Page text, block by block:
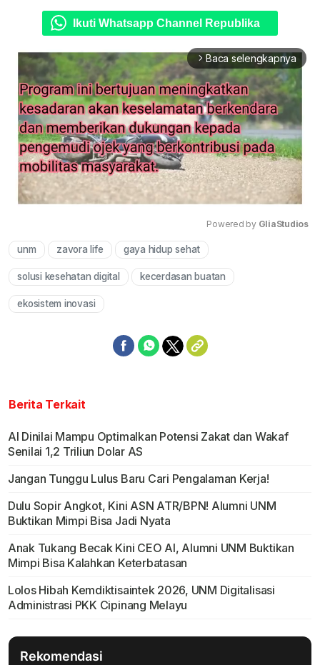
Ikuti Whatsapp Channel Republika
arrow_forward_ios Baca selengkapnya
Powered by GliaStudios
unm zavora life gaya hidup sehat
solusi kesehatan digital kecerdasan buatan
ekosistem inovasi
Berita Terkait
AI Dinilai Mampu Optimalkan Potensi Zakat dan Wakaf
Senilai 1,2 Triliun Dolar AS
Jangan Tunggu Lulus Baru Cari Pengalaman Kerja!
Dulu Sopir Angkot, Kini ASN ATR/BPN! Alumni UNM
Buktikan Mimpi Bisa Jadi Nyata
Anak Tukang Becak Kini CEO AI, Alumni UNM Buktikan
Mimpi Bisa Kalahkan Keterbatasan
Lolos Hibah Kemdiktisaintek 2026, UNM Digitalisasi
Administrasi PKK Cipinang Melayu
Rekomendasi